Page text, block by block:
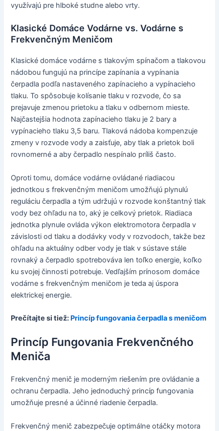
využívajú pre hlboké studne alebo vrty.
Klasické Domáce Vodárne vs. Vodárne s
Frekvenčným Meničom
Klasické domáce vodárne s tlakovým spínačom a tlakovou
nádobou fungujú na princípe zapínania a vypínania
čerpadla podľa nastaveného zapínacieho a vypínacieho
tlaku. To spôsobuje kolísanie tlaku v rozvode, čo sa
prejavuje zmenou prietoku a tlaku v odbernom mieste.
Najčastejšia hodnota zapínacieho tlaku je 2 bary a
vypínacieho tlaku 3,5 baru. Tlaková nádoba kompenzuje
zmeny v rozvode vody a zaisťuje, aby tlak a prietok boli
rovnomerné a aby čerpadlo nespínalo príliš často.
Oproti tomu, domáce vodárne ovládané riadiacou
jednotkou s frekvenčným meničom umožňujú plynulú
reguláciu čerpadla a tým udržujú v rozvode konštantný tlak
vody bez ohľadu na to, aký je celkový prietok. Riadiaca
jednotka plynule ovláda výkon elektromotora čerpadla v
závislosti od tlaku a dodávky vody v rozvodoch, takže bez
ohľadu na aktuálny odber vody je tlak v sústave stále
rovnaký a čerpadlo spotrebováva len toľko energie, koľko
ku svojej činnosti potrebuje. Vedľajším prínosom domáce
vodárne s frekvenčným meničom je teda aj úspora
elektrickej energie.
Prečítajte si tiež: Princíp fungovania čerpadla s meničom
Princíp Fungovania Frekvenčného
Meniča
Frekvenčný menič je moderným riešením pre ovládanie a
ochranu čerpadla. Jeho jednoduchý princíp fungovania
umožňuje presné a účinné riadenie čerpadla.
Frekvenčný menič zabezpečuje optimálne otáčky motora